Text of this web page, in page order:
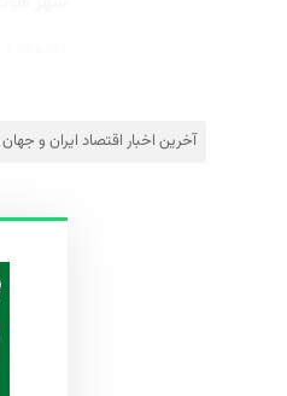
آخرین اخبار اقتصاد ایران و جهان